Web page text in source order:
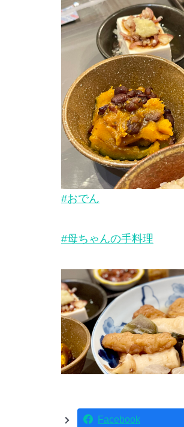
#おでん
#母ちゃんの手料理
Facebook